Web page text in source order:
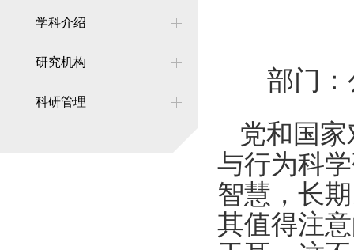
学科介绍
研究机构
科研管理
部门
党和国
与行为科
智慧，长
其值得注